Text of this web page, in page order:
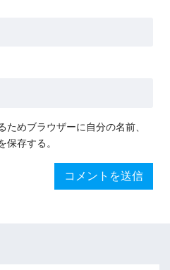
ためブラウザーに自分の名前、
保存する。